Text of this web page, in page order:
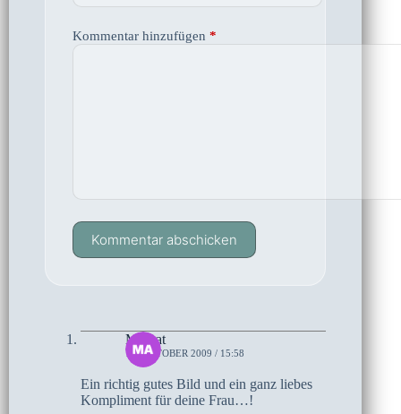
Kommentar hinzufügen *
Kommentar abschicken
Magrat
16. OKTOBER 2009 / 15:58
Ein richtig gutes Bild und ein ganz liebes
Kompliment für deine Frau…!